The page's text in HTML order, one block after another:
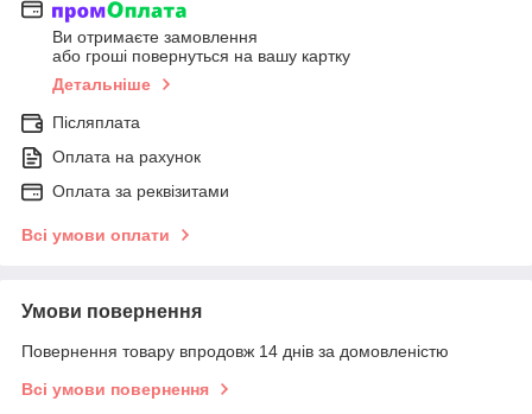
Ви отримаєте замовлення
або гроші повернуться на вашу картку
Детальніше
Післяплата
Оплата на рахунок
Оплата за реквізитами
Всі умови оплати
Умови повернення
Повернення товару впродовж 14 днів за домовленістю
Всі умови повернення